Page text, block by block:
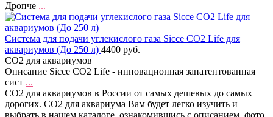
Дропче ...
Система для подачи углекислого газа Sicce CO2 Life для
аквариумов (До 250 л) 4400 руб.
CO2 для аквариумов
Описание Sicce CO2 Life - инновационная запатентованная
сист ...
CO2 для аквариумов в России от самых дешевых до самых
дорогих. CO2 для аквариума Вам будет легко изучить и
выбрать в нашем каталоге, ознакомившись с описанием, фото